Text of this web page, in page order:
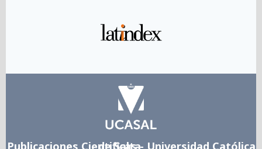
Publicaciones Cientificas - Universidad Católica de Salta